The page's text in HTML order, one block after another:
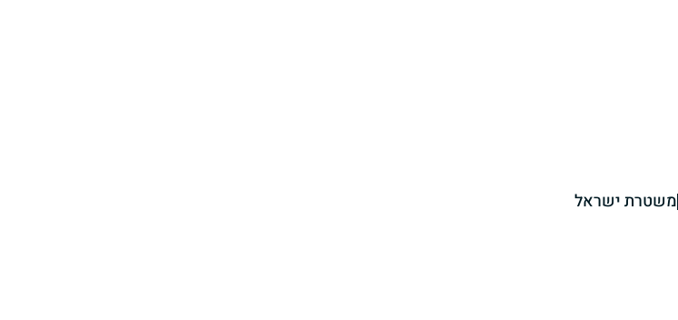
משטרת ישראל